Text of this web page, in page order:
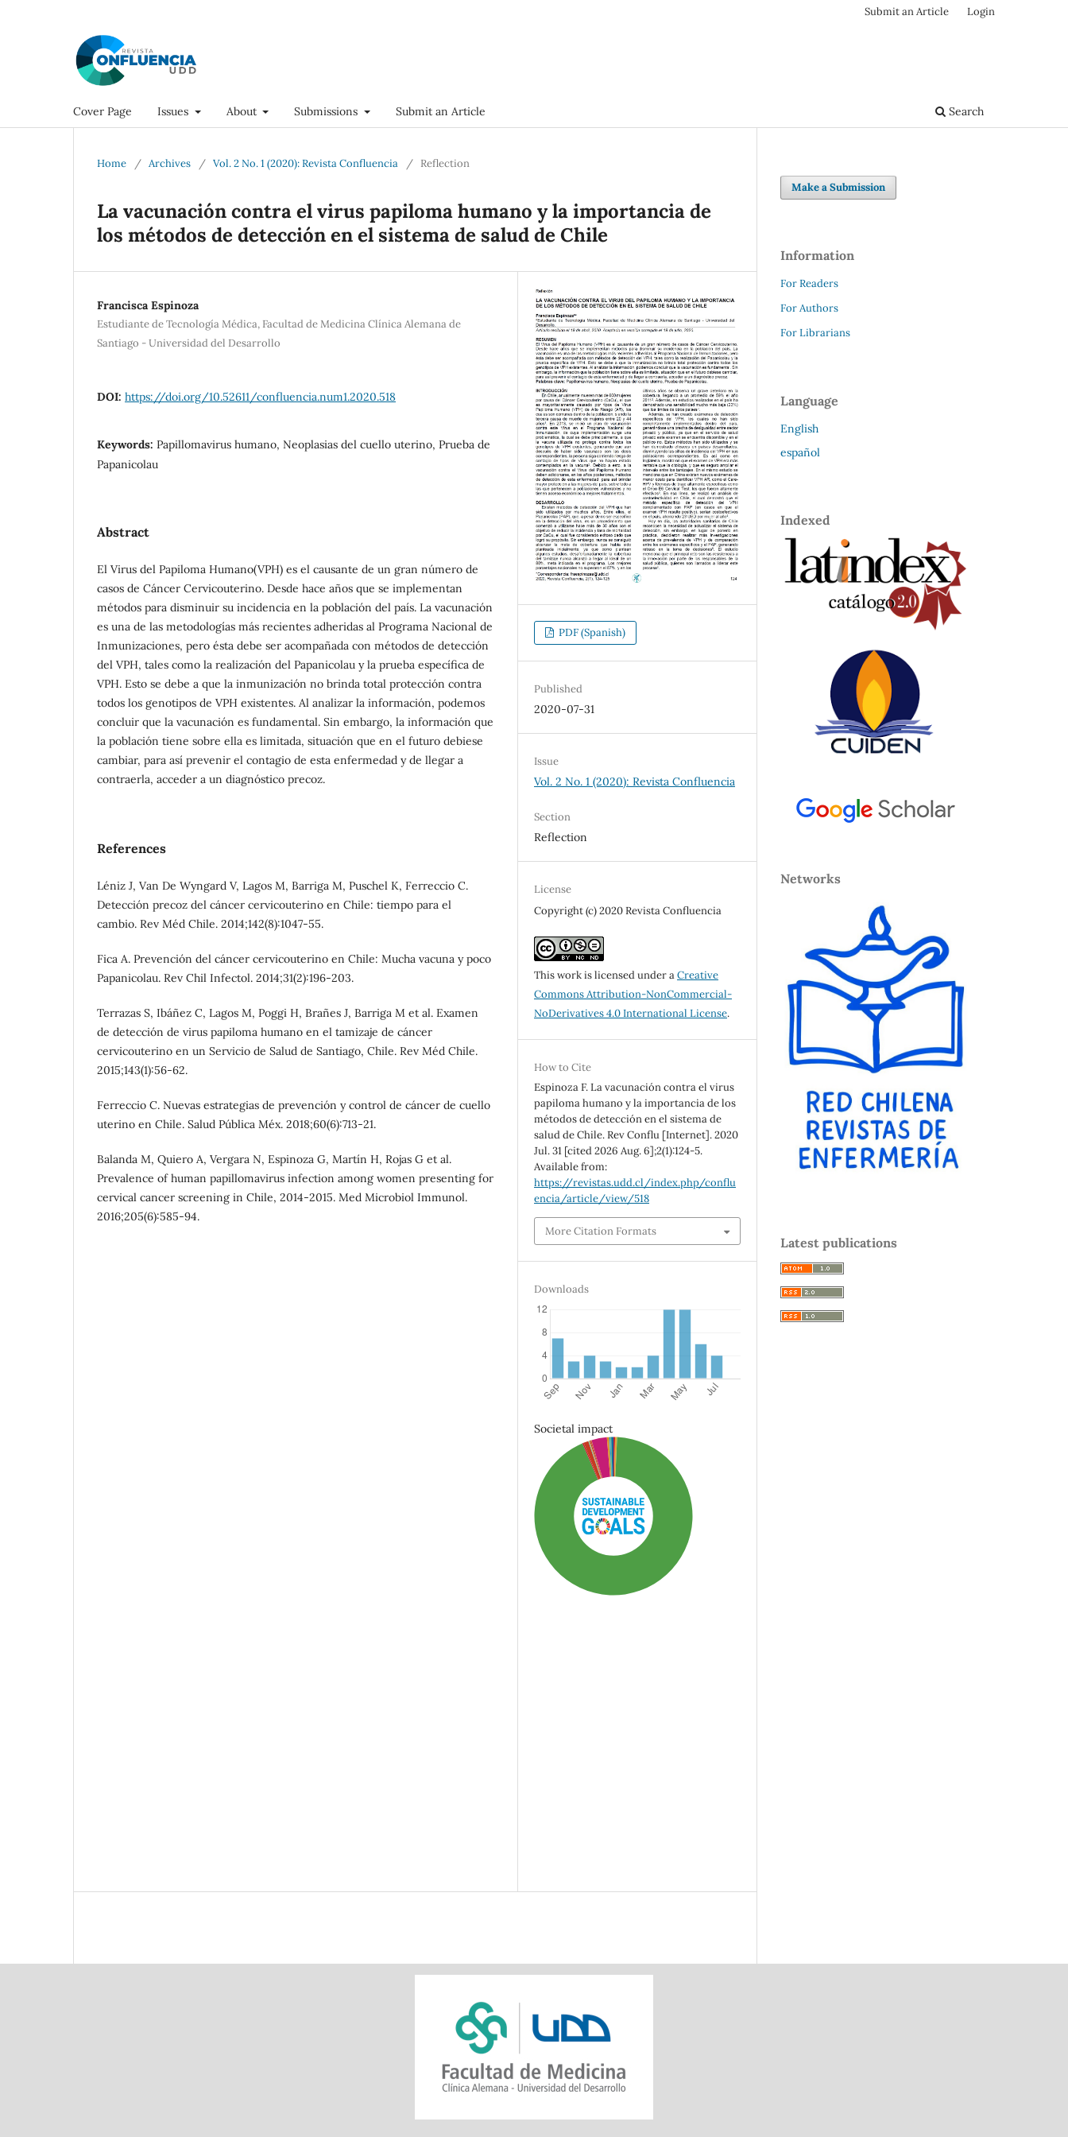
Cover Page Issues About Submissions Submit an Article Search
Submit an Article Login
Home / Archives / Vol. 2 No. 1 (2020): Revista Confluencia / Reflection
La vacunación contra el virus papiloma humano y la importancia de
los métodos de detección en el sistema de salud de Chile
Francisca Espinoza
Estudiante de Tecnología Médica, Facultad de Medicina Clínica Alemana de
Santiago - Universidad del Desarrollo
DOI: https://doi.org/10.52611/confluencia.num1.2020.518
Keywords: Papillomavirus humano, Neoplasias del cuello uterino, Prueba de
Papanicolau
Abstract
El Virus del Papiloma Humano(VPH) es el causante de un gran número de
casos de Cáncer Cervicouterino. Desde hace años que se implementan
métodos para disminuir su incidencia en la población del país. La vacunación
es una de las metodologías más recientes adheridas al Programa Nacional de
Inmunizaciones, pero ésta debe ser acompañada con métodos de detección
del VPH, tales como la realización del Papanicolau y la prueba específica de
VPH. Esto se debe a que la inmunización no brinda total protección contra
todos los genotipos de VPH existentes. Al analizar la información, podemos
concluir que la vacunación es fundamental. Sin embargo, la información que
la población tiene sobre ella es limitada, situación que en el futuro debiese
cambiar, para así prevenir el contagio de esta enfermedad y de llegar a
contraerla, acceder a un diagnóstico precoz.
References
Léniz J, Van De Wyngard V, Lagos M, Barriga M, Puschel K, Ferreccio C.
Detección precoz del cáncer cervicouterino en Chile: tiempo para el
cambio. Rev Méd Chile. 2014;142(8):1047-55.
Fica A. Prevención del cáncer cervicouterino en Chile: Mucha vacuna y poco
Papanicolau. Rev Chil Infectol. 2014;31(2):196-203.
Terrazas S, Ibáñez C, Lagos M, Poggi H, Brañes J, Barriga M et al. Examen
de detección de virus papiloma humano en el tamizaje de cáncer
cervicouterino en un Servicio de Salud de Santiago, Chile. Rev Méd Chile.
2015;143(1):56-62.
Ferreccio C. Nuevas estrategias de prevención y control de cáncer de cuello
uterino en Chile. Salud Pública Méx. 2018;60(6):713-21.
Balanda M, Quiero A, Vergara N, Espinoza G, Martín H, Rojas G et al.
Prevalence of human papillomavirus infection among women presenting for
cervical cancer screening in Chile, 2014-2015. Med Microbiol Immunol.
2016;205(6):585-94.
PDF (Spanish)
Published
2020-07-31
Issue
Vol. 2 No. 1 (2020): Revista Confluencia
Section
Reflection
License
Copyright (c) 2020 Revista Confluencia
This work is licensed under aCreative
Commons Attribution-NonCommercial-
NoDerivatives 4.0 International License.
How to Cite
Espinoza F. La vacunación contra el virus
papiloma humano y la importancia de los
métodos de detección en el sistema de
salud de Chile. Rev Conflu [Internet]. 2020
Jul. 31 [cited 2026 Aug. 6];2(1):124-5.
Available from:
https://revistas.udd.cl/index.php/conflu
encia/article/view/518
More Citation Formats
Downloads
Societal impact
Make a Submission
Information
For Readers
For Authors
For Librarians
Language
English
español
Indexed
Networks
Latest publications